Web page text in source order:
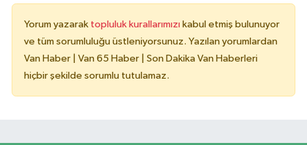
Yorum yazarak topluluk kurallarımızı kabul etmiş bulunuyor
ve tüm sorumluluğu üstleniyorsunuz. Yazılan yorumlardan
Van Haber | Van 65 Haber | Son Dakika Van Haberleri
hiçbir şekilde sorumlu tutulamaz.